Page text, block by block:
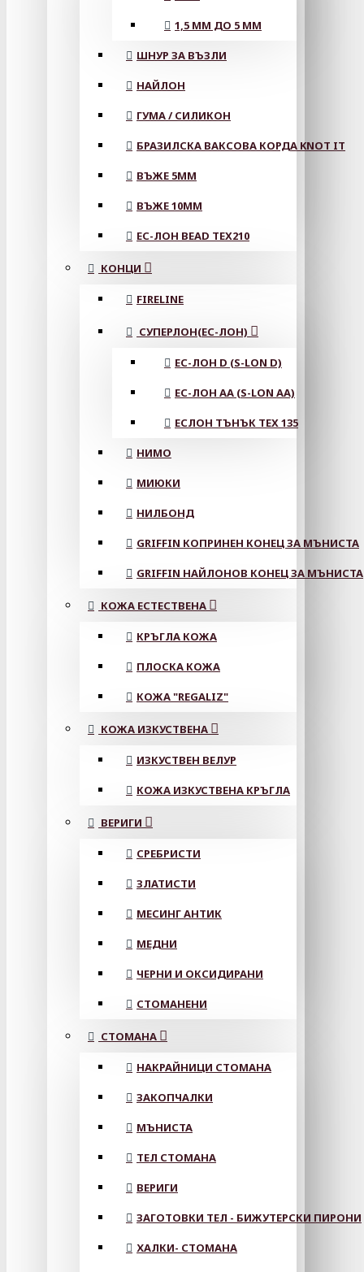
1,5 ММ ДО 5 ММ
ШНУР ЗА ВЪЗЛИ
НАЙЛОН
ГУМА / СИЛИКОН
БРАЗИЛСКА ВАКСОВА КОРДА KNOT IT
ВЪЖЕ 5MM
ВЪЖЕ 10MM
ЕС-ЛОН BEAD TEX210
КОНЦИ
FIRELINE
СУПЕРЛОН(ЕС-ЛОН)
ЕС-ЛОН D (S-LON D)
ЕС-ЛОН АА (S-LON AA)
ЕСЛОН ТЪНЪК TEX 135
НИМО
МИЮКИ
НИЛБОНД
GRIFFIN КОПРИНЕН КОНЕЦ ЗА МЪНИСТА
GRIFFIN НАЙЛОНОВ КОНЕЦ ЗА МЪНИСТА
КОЖА ЕСТЕСТВЕНА
КРЪГЛА КОЖА
ПЛОСКА КОЖА
КОЖА "REGALIZ"
КОЖА ИЗКУСТВЕНА
ИЗКУСТВЕН ВЕЛУР
КОЖА ИЗКУСТВЕНА КРЪГЛА
ВЕРИГИ
СРЕБРИСТИ
ЗЛАТИСТИ
МЕСИНГ АНТИК
МЕДНИ
ЧЕРНИ И ОКСИДИРАНИ
СТОМАНЕНИ
СТОМАНА
НАКРАЙНИЦИ СТОМАНА
ЗАКОПЧАЛКИ
МЪНИСТА
ТЕЛ СТОМАНА
ВЕРИГИ
ЗАГОТОВКИ ТЕЛ - БИЖУТЕРСКИ ПИРОНИ
ХАЛКИ- СТОМАНА